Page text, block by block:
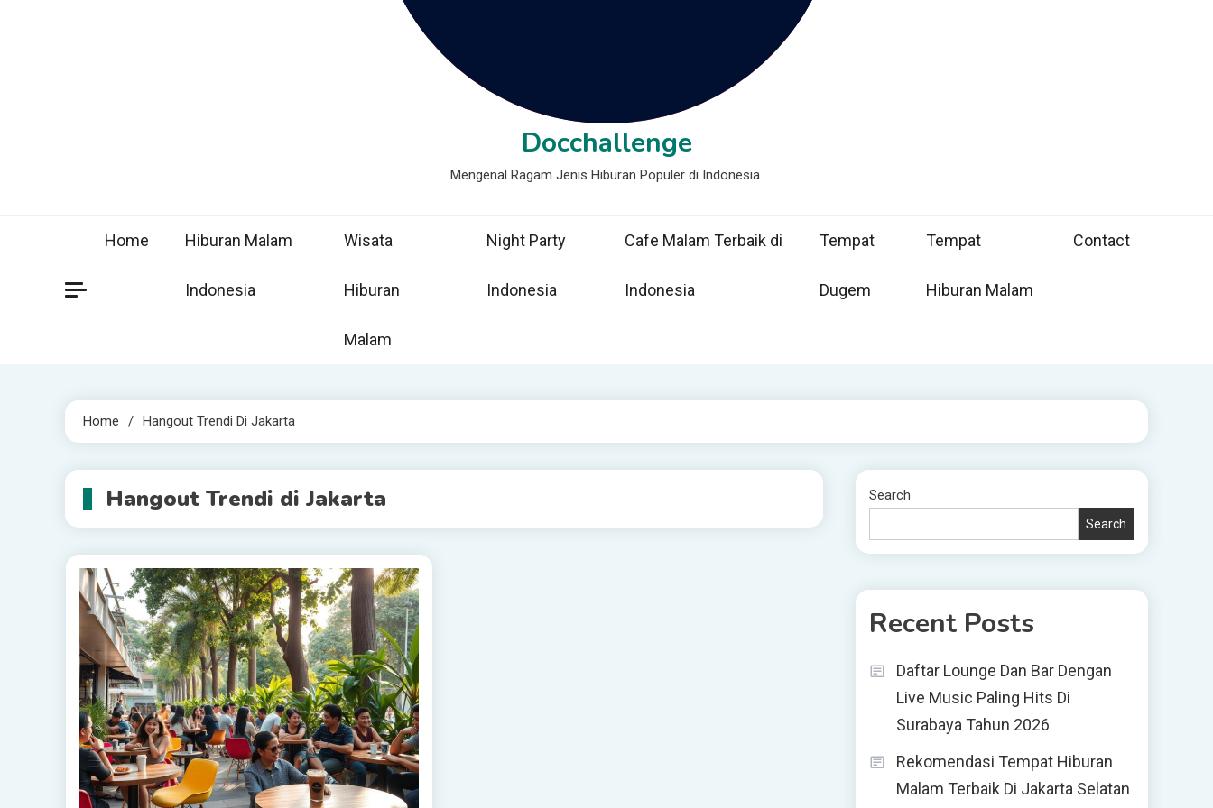
Docchallenge
Mengenal Ragam Jenis Hiburan Populer di Indonesia.
Home Hiburan Malam
Indonesia
Wisata
Hiburan
Malam
Night Party
Indonesia
Cafe Malam Terbaik di
Indonesia
Tempat
Dugem
Tempat
Hiburan Malam
Contact
Home Hangout Trendi Di Jakarta
Hangout Trendi di Jakarta Search
Search
Recent Posts
Daftar Lounge Dan Bar Dengan
Live Music Paling Hits Di
Surabaya Tahun 2026
Rekomendasi Tempat Hiburan
Malam Terbaik Di Jakarta Selatan